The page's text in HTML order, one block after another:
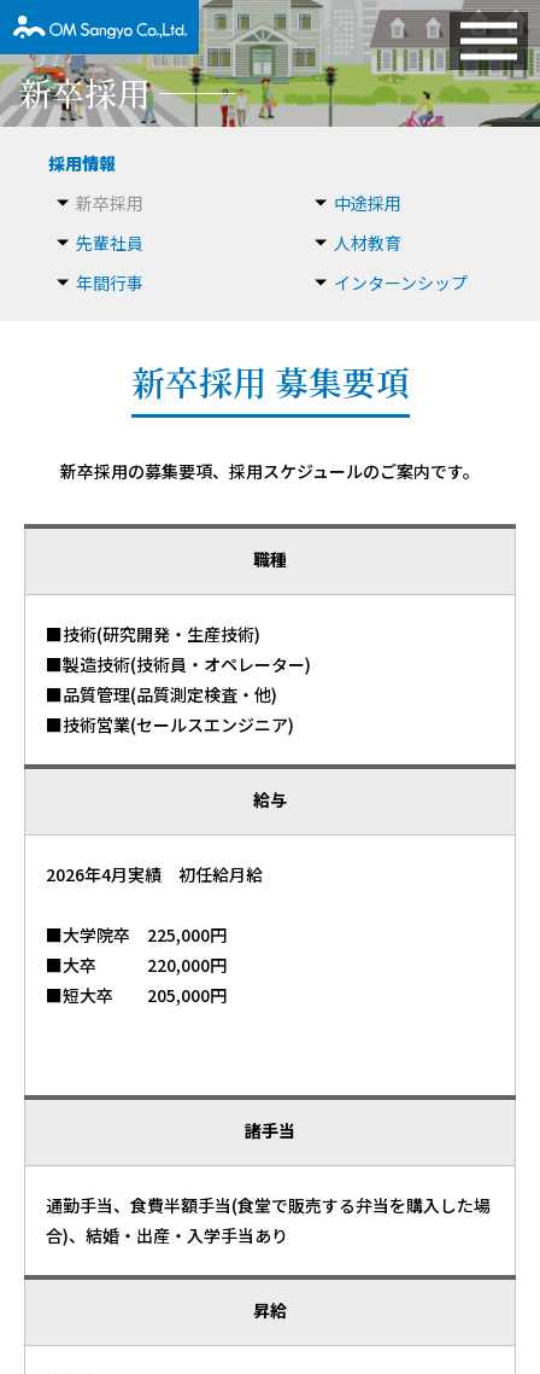
新卒採用
採用情報
新卒採用
中途採用
先輩社員
人材教育
年間行事
インターンシップ
新卒採用 募集要項
新卒採用の募集要項、採用スケジュールのご案内です。
職種
■技術(研究開発・生産技術)
■製造技術(技術員・オペレーター)
■品質管理(品質測定検査・他)
■技術営業(セールスエンジニア)
給与
2026年4月実績 初任給月給
■大学院卒 225,000円
■大卒 220,000円
■短大卒 205,000円
諸手当
通勤手当、食費半額手当(食堂で販売する弁当を購入した場
合)、結婚・出産・入学手当あり
昇給